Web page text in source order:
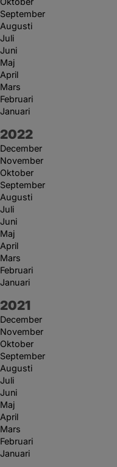
September
Augusti
Juli
Juni
Maj
April
Mars
Februari
Januari
År:
2022
December
November
Oktober
September
Augusti
Juli
Juni
Maj
April
Mars
Februari
Januari
År:
2021
December
November
Oktober
September
Augusti
Juli
Juni
Maj
April
Mars
Februari
Januari